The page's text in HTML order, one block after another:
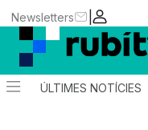
|
Newsletters
ÚLTIMES NOTÍCIES